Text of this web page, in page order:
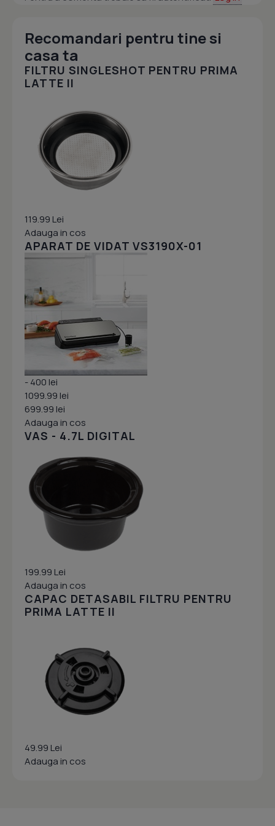
Recomandari pentru tine si
casa ta
FILTRU SINGLESHOT PENTRU PRIMA
LATTE II
119.99 Lei
Adauga in cos
APARAT DE VIDAT VS3190X-01
- 400 lei
1099.99 lei
699.99 lei
Adauga in cos
VAS - 4.7L DIGITAL
199.99 Lei
Adauga in cos
CAPAC DETASABIL FILTRU PENTRU
PRIMA LATTE II
49.99 Lei
Adauga in cos